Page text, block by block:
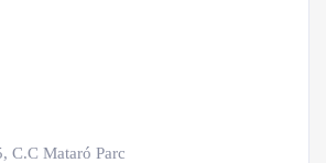
C.C Mataró Parc